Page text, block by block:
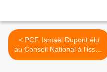
< PCF. Ismaël Dupont élu
au Conseil National à l'issue
du Congrès d'Ivry-sur-Seine